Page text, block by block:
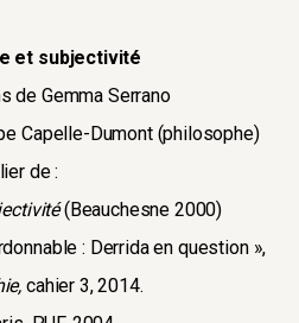
et subjectivité
de Gemma Serrano
Capelle-Dumont (philosophe)
de :
(Beauchesne 2000)
: Derrida en question »,
cahier 3, 2014.